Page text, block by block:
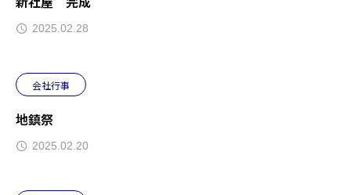
2025.02.28
会社行事
地鎮祭
2025.02.20